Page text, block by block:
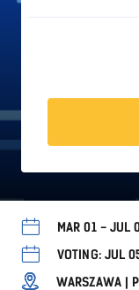
MAR 01 - JUL
VOTING: JUL
WARSZAWA |